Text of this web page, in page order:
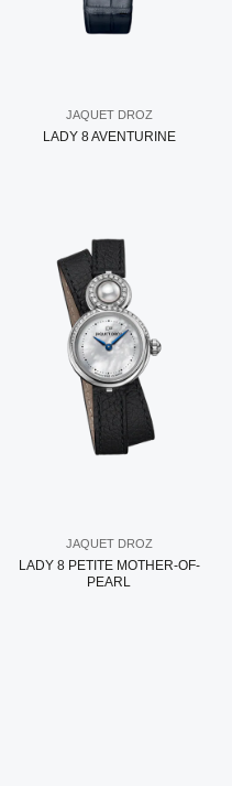
JAQUET DROZ
LADY 8 AVENTURINE
JAQUET DROZ
LADY 8 PETITE MOTHER-OF-
PEARL